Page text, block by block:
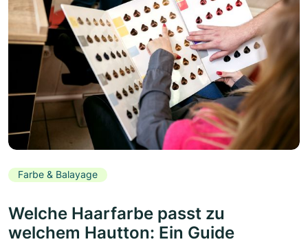
Farbe & Balayage
Welche Haarfarbe passt zu
welchem Hautton: Ein Guide